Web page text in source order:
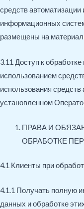
средств автоматизации
информационных
размещены на
3.11 Доступ к
использованием
использования
установленном
ПРАВА И
ОБРАБОТКЕ
4.1 Клиенты при
4.1.1 Получать полную
данных и обработке